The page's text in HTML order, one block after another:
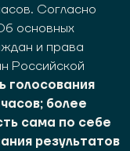
Согласно
основных
и права
Российской
голосования
более
сама по себе
результатов